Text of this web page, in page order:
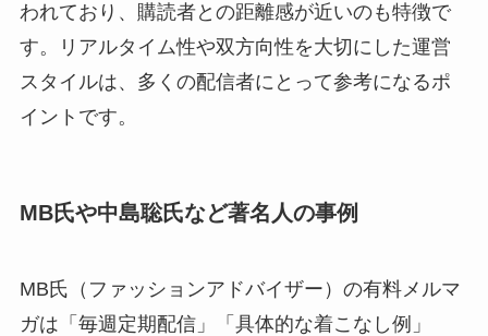
われており、購読者との距離感が近いのも特徴で
す。リアルタイム性や双方向性を大切にした運営
スタイルは、多くの配信者にとって参考になるポ
イントです。
MB氏や中島聡氏など著名人の事例
MB氏（ファッションアドバイザー）の有料メルマ
ガは「毎週定期配信」「具体的な着こなし例」